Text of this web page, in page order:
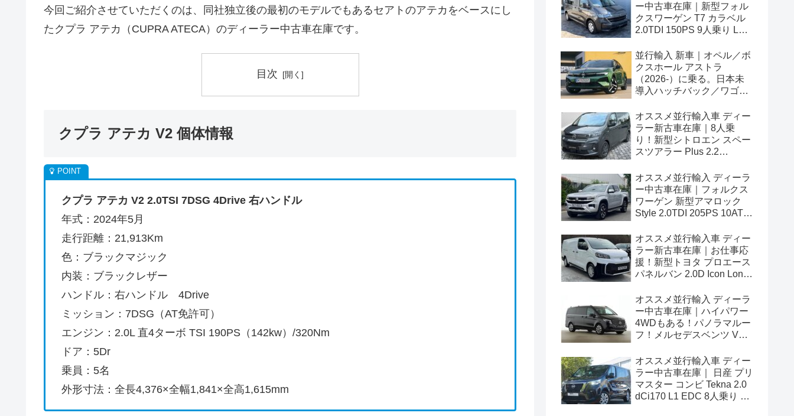
今回ご紹介させていただくのは、同社独立後の最初のモデルでもあるセアトのアテカをベースにし
たクプラ アテカ（CUPRA ATECA）のディーラー中古車在庫です。
目次
クプラ アテカ V2 個体情報
クプラ アテカ V2 2.0TSI 7DSG 4Drive 右ハンドル
年式：2024年5月
走行距離：21,913Km
色：ブラックマジック
内装：ブラックレザー
ハンドル：右ハンドル 4Drive
ミッション：7DSG（AT免許可）
エンジン：2.0L 直4ターボ TSI 190PS（142kw）/320Nm
ドア：5Dr
乗員：5名
外形寸法：全長4,376×全幅1,841×全高1,615mm
ー中古車在庫｜新型フォル
クスワーゲン T7 カラベル
2.0TDI 150PS 9人乗り LWB
並行輸入 新車｜オペル／ボ
クスホール アストラ
（2026-）に乗る。日本未
導入ハッチバック／ワゴン
情報。
オススメ並行輸入車 ディー
ラー新古車在庫｜8人乗
り！新型シトロエン スペー
スツアラー Plus 2.2
ドル
オススメ並行輸入 ディーラ
ー中古車在庫｜フォルクス
ワーゲン 新型アマロック
Style 2.0TDI 205PS 10AT
オススメ並行輸入車 ディー
ラー新古車在庫｜お仕事応
援！新型トヨタ プロエース
パネルバン 2.0D Icon Long
オススメ並行輸入 ディーラ
ー中古車在庫｜ハイパワー
4WDもある！パノラマルー
フ！メルセデスベンツ Vク
ロング 4Matic 9G-Tronic 左
ハンドル
オススメ並行輸入車 ディー
ラー中古車在庫｜ 日産 プリ
マスター コンビ Tekna 2.0
dCi170 L1 EDC 8人乗り 左